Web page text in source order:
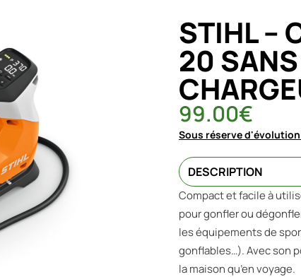
STIHL –
20
99.00€
Sous réserve
DESCRIPTION
Compact et facile à
pour gonfler ou
les équipements de
gonflables…). Avec son
la maison qu’en voyage.